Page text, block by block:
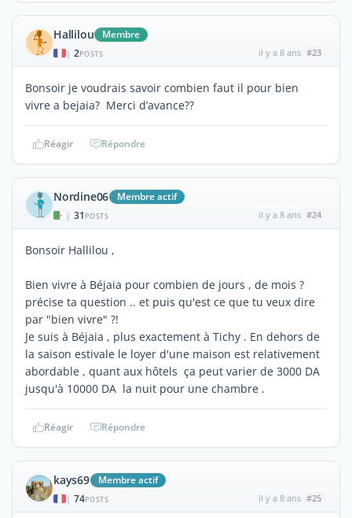
Hallilou Membre
| 2POSTS il y a 8 ans #23
Bonsoir je voudrais savoir combien faut il pour bien
vivre a bejaia? Merci d’avance??
Réagir Répondre
Nordine06 Membre actif
| 31 POSTS il y a 8 ans #24
Bonsoir Hallilou ,
Bien vivre à Béjaia pour combien de jours , de mois ?
précise ta question .. et puis qu'est ce que tu veux dire
par "bien vivre" ?!
Je suis à Béjaia , plus exactement à Tichy . En dehors de
la saison estivale le loyer d'une maison est relativement
abordable , quant aux hôtels ça peut varier de 3000 DA
jusqu'à 10000 DA la nuit pour une chambre .
Réagir Répondre
kays69 Membre actif
| 74POSTS il y a 8 ans #25